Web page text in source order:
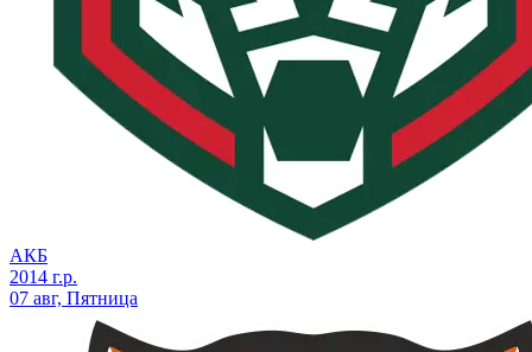
АКБ
2014 г.р.
07 авг, Пятница